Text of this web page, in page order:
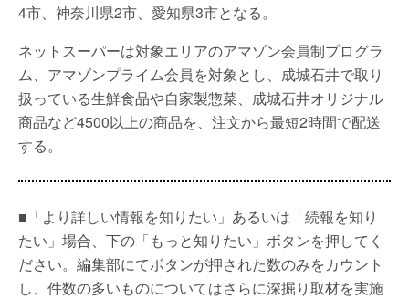
4市、神奈川県2市、愛知県3市となる。
ネットスーパーは対象エリアのアマゾン会員制プログラ
ム、アマゾンプライム会員を対象とし、成城石井で取り
扱っている生鮮食品や自家製惣菜、成城石井オリジナル
商品など4500以上の商品を、注文から最短2時間で配送
する。
■「より詳しい情報を知りたい」あるいは「続報を知り
たい」場合、下の「もっと知りたい」ボタンを押してく
ださい。編集部にてボタンが押された数のみをカウント
し、件数の多いものについてはさらに深掘り取材を実施